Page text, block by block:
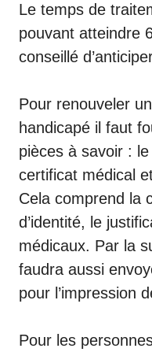
Le temps de
pouvant atteindre
conseillé
Pour renouveler
handicapé il faut
pièces à savoir : le
certificat médical
Cela comprend la
d’identité, le
médicaux. Par la
faudra aussi
pour l’impression
Pour les